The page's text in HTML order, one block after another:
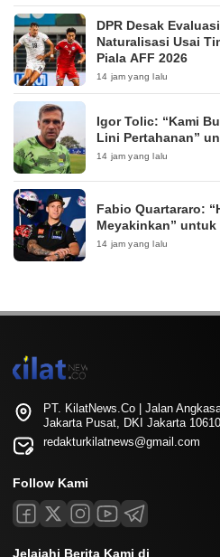
DPR Desak
Naturalisasi Usai
Piala AFF 2026
14 jam yang lalu
Igor Tolic: “Kami
Lini Pertahanan”
14 jam yang lalu
Fabio Quartararo:
Meyakinkan” untuk
14 jam yang lalu
PT. KilatNews.Co | Jalan
Jakarta Pusat, DKI Jakarta
redakturkilatnews@gmail.com
Follow Kami
Jelajahi Berita Kami di